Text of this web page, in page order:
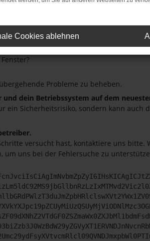
deine Suchmaschine?
können das Laden bestimmter
Probleme zu beheben.
und dein Betriebssystem auf dem
ein Sicherheitsrisiko, sondern kann auch
versucht hast, kontaktiere uns bitte.
um uns bei der Fehlersuche zu
Cookies ablehnen